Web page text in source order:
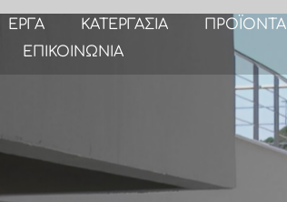
ΕΡΓΑ ΚΑΤΕΡΓΑΣΙΑ ΠΡΟΪΟΝΤΑ
ΕΠΙΚΟΙΝΩΝΙΑ